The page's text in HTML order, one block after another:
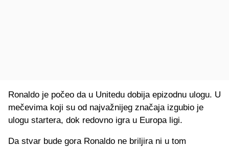
Ronaldo je počeo da u Unitedu dobija epizodnu ulogu. U
mečevima koji su od najvažnijeg značaja izgubio je
ulogu startera, dok redovno igra u Europa ligi.
Da stvar bude gora Ronaldo ne briljira ni u tom